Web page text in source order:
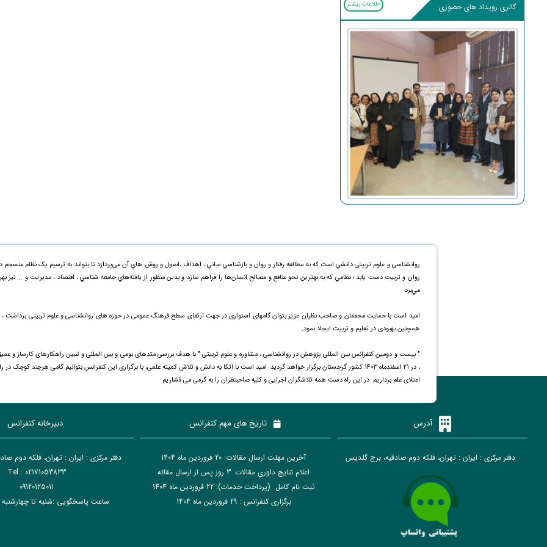
گالری رویداد های حصوزی اطلاعات بیشتر
روانشناسی و علوم تربیتی دانشي است که به مطالعه رفتار و روان و بازشناسي مباني ، اهداف ،اصول و روش هاي آن مي‌پردازد تا بتواند به ترسيم يک نظام منسجم
روان و تربيت دست يابد ؛ نظامي که به بهترين نحو منافع و مصالح انسان‌ها را فراهم سازد و بدين منظور از يافته‌هاي جامعه شناسي ، اقتصاد ، مديريت و ... نيز
مي‌برد .
امید است با حمایت محققان و صاحب نظران عزیز بتوان گامهای استواری در جهت ارتقای سطح فرهنگ عمومی در حوزه های روانشناسی و علوم تربیتی برداشت ،
همچنین بهبودی در تعلیم و تربیت ایجاد نمود.
" بیست و دومین کنفرانس بین المللی پژوهش در روانشناسی ، مشاوره و علوم تربیتی " با هدف بررسی متدهای بومی و بین المللی و تببین راهکارهای کارساز و
، در 21 اسفندماه 1403 کشور گرجستان برگزار خواهد گردید. امید است با اتکا به دانش و تلاش کمیته علمی، با برگزاری این کنفرانس بتوانیم گامی هرچند کوچک در
اعتلای علم برداریم. در این راه دست همه تلاشگران اجرایی و کلیه صاحبنظران را به گرمی می فشاریم
آدرس
دفتر مرکزی : ایران : تهران، فلکه دوم صادقیه، برج گلدیس
تاریخ های مهم کنفرانس
آخرین مهلت ارسال مقالات: 20 فروردین ماه 1404
اعلام نتایج داوری مقالات: 3 روز پس از ارسال مقاله
ثبت نام کامل (پرداخت خدمات): 22 فروردین ماه 1404
برگزاری کنفرانس : 29 فروردین ماه 1404
دبیرخانه کنفرانس
دفتر مرکزی : ایران : تهران، فلکه دوم
Tel : 02171053833
09120125011
ساعت پاسخگویی :شنبه تا چهارشنبه 8:00 الی